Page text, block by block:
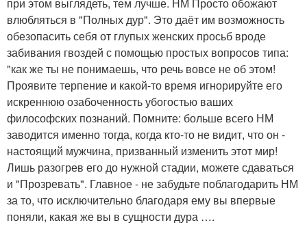
влюбляться в "Полных дур". Это даёт им возможность
обезопасить себя от глупых женских просьб вроде
забивания гвоздей с помощью простых вопросов типа:
"как же ты не понимаешь, что речь вовсе не об этом!
Проявите терпение и какой-то время игнорируйте его
искреннюю озабоченность убогостью ваших
философских познаний. Помните: больше всего НМ
заводится именно тогда, когда кто-то не видит, что он -
настоящий мужчина, призванный изменить этот мир!
Лишь разогрев его до нужной стадии, можете сдаваться
и "Прозревать". Главное - не забудьте поблагодарить НМ
за то, что исключительно благодаря ему вы впервые
поняли, какая же вы в сущности дура ….